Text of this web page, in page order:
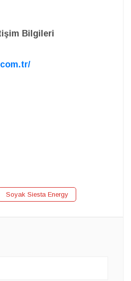
Bilgileri
Soyak Siesta Energy